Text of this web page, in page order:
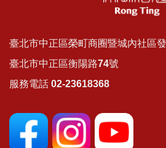
臺北市中正區榮町商圈暨城內社區
臺北市中正區衡陽路74號
服務電話 02-23618368